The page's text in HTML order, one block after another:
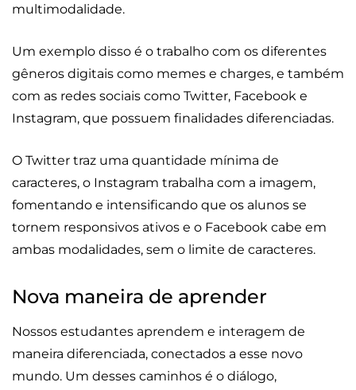
multimodalidade.
Um exemplo disso é o trabalho com os diferentes
gêneros digitais como memes e charges, e também
com as redes sociais como Twitter, Facebook e
Instagram, que possuem finalidades diferenciadas.
O Twitter traz uma quantidade mínima de
caracteres, o Instagram trabalha com a imagem,
fomentando e intensificando que os alunos se
tornem responsivos ativos e o Facebook cabe em
ambas modalidades, sem o limite de caracteres.
Nova maneira de aprender
Nossos estudantes aprendem e interagem de
maneira diferenciada, conectados a esse novo
mundo. Um desses caminhos é o diálogo,